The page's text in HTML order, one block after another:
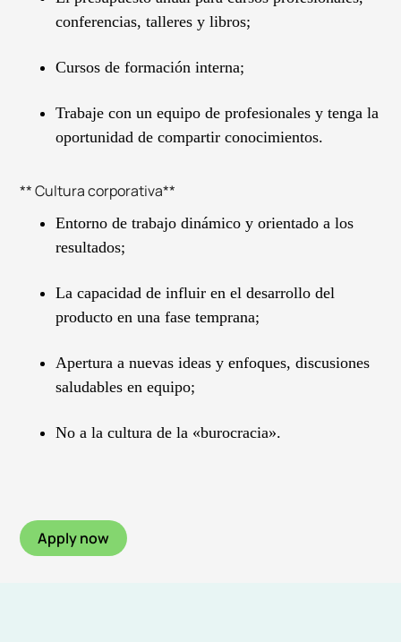
conferencias, talleres y libros;
Cursos de formación interna;
Trabaje con un equipo de profesionales y tenga la
oportunidad de compartir conocimientos.
** Cultura corporativa**
Entorno de trabajo dinámico y orientado a los
resultados;
La capacidad de influir en el desarrollo del
producto en una fase temprana;
Apertura a nuevas ideas y enfoques, discusiones
saludables en equipo;
No a la cultura de la «burocracia».
Apply now